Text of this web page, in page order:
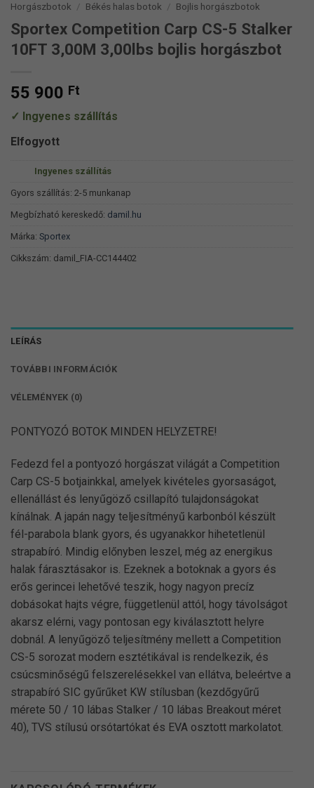
Horgászbotok / Békés halas botok / Bojlis horgászbotok
Sportex Competition Carp CS-5 Stalker
10FT 3,00M 3,00lbs bojlis horgászbot
55 900 Ft
Ingyenes szállítás
Elfogyott
Ingyenes szállítás
Gyors szállítás: 2-5 munkanap
Megbízható kereskedő: damil.hu
Márka: Sportex
Cikkszám: damil_FIA-CC144402
LEÍRÁS
TOVÁBBI INFORMÁCIÓK
VÉLEMÉNYEK (0)
PONTYOZÓ BOTOK MINDEN HELYZETRE!
Fedezd fel a pontyozó horgászat világát a Competition
Carp CS-5 botjainkkal, amelyek kivételes gyorsaságot,
ellenállást és lenyűgöző csillapító tulajdonságokat
kínálnak. A japán nagy teljesítményű karbonból készült
fél-parabola blank gyors, és ugyanakkor hihetetlenül
strapabíró. Mindig előnyben leszel, még az energikus
halak fárasztásakor is. Ezeknek a botoknak a gyors és
erős gerincei lehetővé teszik, hogy nagyon precíz
dobásokat hajts végre, függetlenül attól, hogy távolságot
akarsz elérni, vagy pontosan egy kiválasztott helyre
dobnál. A lenyűgöző teljesítmény mellett a Competition
CS-5 sorozat modern esztétikával is rendelkezik, és
csúcsminőségű felszerelésekkel van ellátva, beleértve a
strapabíró SIC gyűrűket KW stílusban (kezdőgyűrű
mérete 50 / 10 lábas Stalker / 10 lábas Breakout méret
40), TVS stílusú orsótartókat és EVA osztott markolatot.